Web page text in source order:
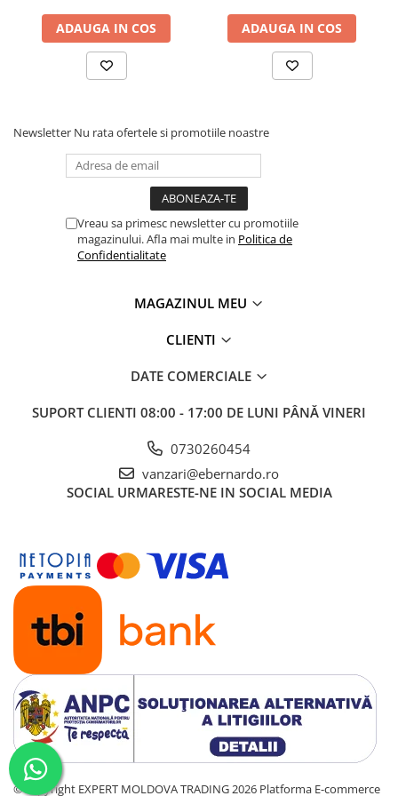
Exhaustor pentru aschii metal
Masini de gaurit cu talpa
Lame de ferastrau cu varf din
carbura
Lame de ferăstrău cu acoperire
Panze de taiere metal pentru
ferastraie
Roti de lustruit
Standuri pentru ferăstraie cu
Standuri pentru mașini de găurit și
Standuri pentru mașini de șlefuit
ADAUGA IN COS ADAUGA IN COS
Newsletter Nu rata ofertele si promotiile noastre
Vreau sa primesc newsletter cu promotiile
magazinului. Afla mai multe in Politica de
Confidentialitate
MAGAZINUL MEU
CLIENTI
DATE COMERCIALE
SUPORT CLIENTI 08:00 - 17:00 DE LUNI PÂNĂ VINERI
0730260454
vanzari@ebernardo.ro
SOCIAL URMARESTE-NE IN SOCIAL MEDIA
©Copyright EXPERT MOLDOVA TRADING 2026 Platforma E-commerce